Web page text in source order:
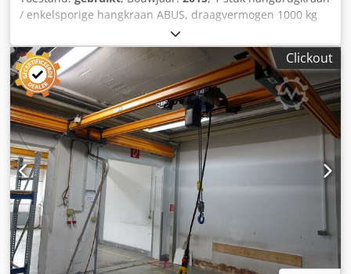
/ enkelsporige hangkraan ABUS, draagvermogen 1000 kg
met elektrische kettingtakel ABUS GM 4 1000.4-2, 6
steunpunten, zelfdemontage Chodpfx Aljzqbvxoxea Kleur:
zoals afgebeeld, overeenkomstig de foto's en de staat
waarin het zich bevindt na bezichtiging Bouwjaar: 2015
Afmetingen L/B/H: 1700x400x260 cm Staat: gebruikt
Clickout